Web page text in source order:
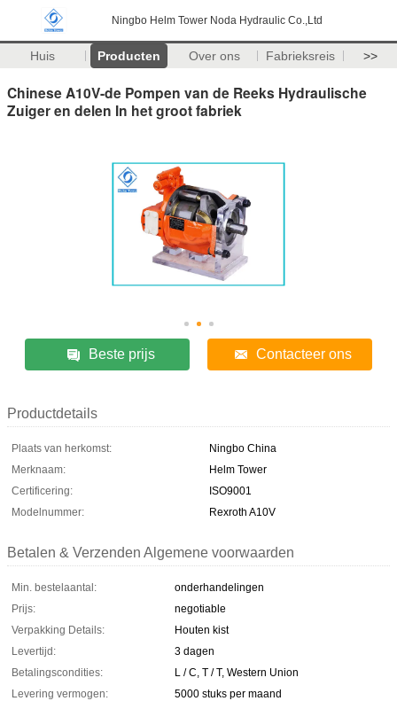
Ningbo Helm Tower Noda Hydraulic Co.,Ltd
Huis Producten Over ons Fabrieksreis >>
Chinese A10V-de Pompen van de Reeks Hydraulische
Zuiger en delen In het groot fabriek
Beste prijs Contacteer ons
Productdetails
Plaats van herkomst:
Ningbo China
Merknaam:
Helm Tower
Certificering:
ISO9001
Modelnummer:
Rexroth A10V
Betalen & Verzenden Algemene voorwaarden
Min. bestelaantal:
onderhandelingen
Prijs:
negotiable
Verpakking Details:
Houten kist
Levertijd:
3 dagen
Betalingscondities:
L / C, T / T, Western Union
Levering vermogen:
5000 stuks per maand